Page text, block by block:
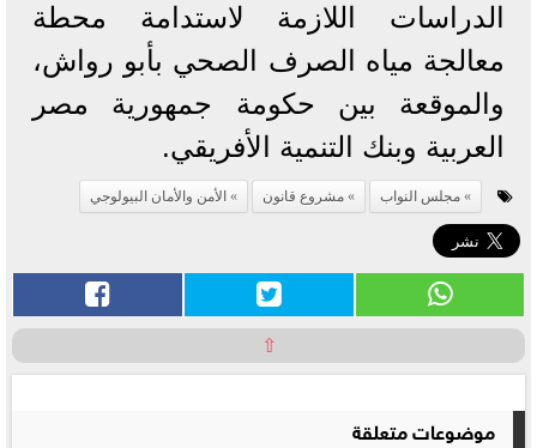
الدراسات اللازمة لاستدامة محطة
معالجة مياه الصرف الصحي بأبو رواش،
والموقعة بين حكومة جمهورية مصر
العربية وبنك التنمية الأفريقي.
مجلس النواب مشروع قانون الأمن والأمان البيولوجي
⇧
موضوعات متعلقة